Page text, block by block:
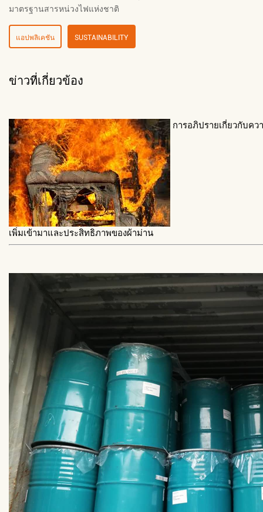
มาตรฐานสารหน่วงไฟแห่งชาติ
แอปพลิเคชัน SUSTAINABILITY
ข่าวที่เกี่ยวข้อง
การอภิปรายเกี่ยวกับค
เพิ่มเข้ามาและประสิทธิภาพของผ้าม่าน